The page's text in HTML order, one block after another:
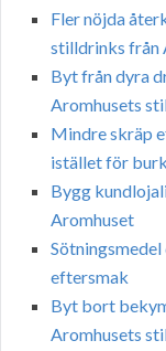
Fler nöjda
stilldrinks från
Byt från dyra
Aromhusets
Mindre skräp
istället för
Bygg
Aromhuset
eftersmak
Byt bort
Aromhusets